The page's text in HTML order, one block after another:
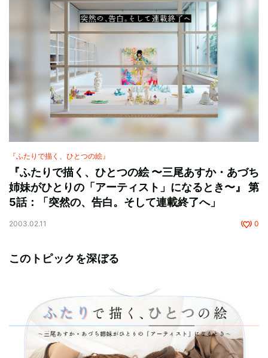
『ふたりで描く、ひとつの絵』
『ふたりで描く、ひとつの絵 〜三尾あすか・あづち
姉妹がひとりの「アーティスト」になるとき〜』 第
5話：「突然の、告白。そして連載終了へ」
2003.02.11 0
このトピックを深ぼる